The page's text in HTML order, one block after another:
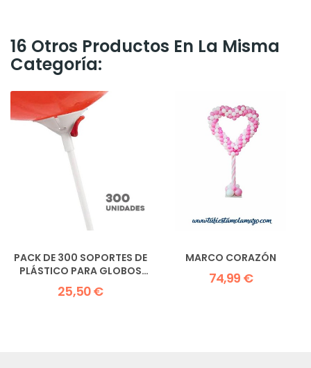
16 Otros Productos En La Misma
Categoría:
PACK DE 300 SOPORTES DE
PLÁSTICO PARA GLOBOS
38CM
25,50 €
MARCO CORAZÓN
74,99 €